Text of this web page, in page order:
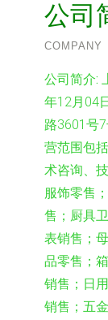
公司
COMPANY
公司简介:
年12月04
路3601号
营范围包
术咨询、
服饰零售
售；厨具
表销售；
品零售；
销售；日
销售；五